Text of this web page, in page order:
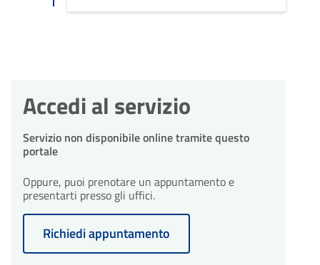
Accedi al servizio
Servizio non disponibile online tramite questo
portale
Oppure, puoi prenotare un appuntamento e
presentarti presso gli uffici.
Richiedi appuntamento